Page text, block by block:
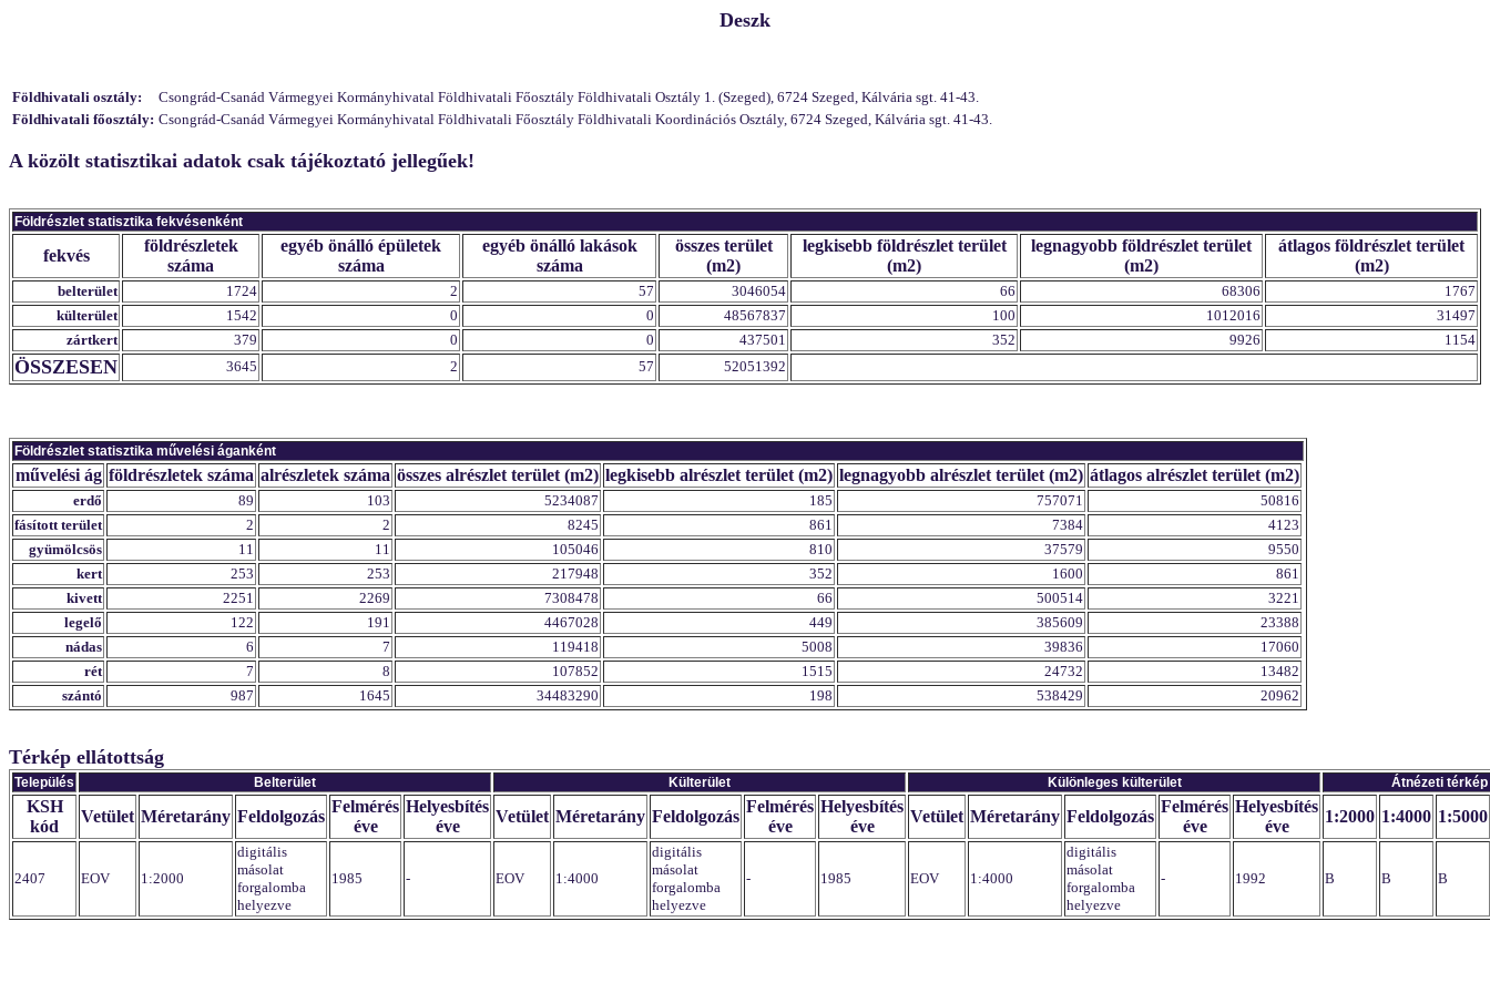
Deszk
Földhivatali osztály:
Csongrád-Csanád Vármegyei Kormányhivatal Földhivatali Főosztály Földhivatali Osztály 1. (Szeged), 6724 Szeged, Kálvária sgt. 41-43.
Földhivatali főosztály: Csongrád-Csanád Vármegyei Kormányhivatal Földhivatali Főosztály Földhivatali Koordinációs Osztály, 6724 Szeged, Kálvária sgt. 41-43.
A közölt statisztikai adatok csak tájékoztató jellegűek!
Földrészlet statisztika fekvésenként
fekvés
földrészletek
száma
egyéb önálló épületek
száma
egyéb önálló lakások
száma
összes terület
(m2)
legkisebb földrészlet terület
(m2)
legnagyobb földrészlet terület
(m2)
átlagos földrészlet terület
(m2)
belterület 1724 2 57 3046054 66 68306
1767
külterület
1542 0 0 48567837 100 1012016
31497
zártkert
379 0 0 437501 352 9926 1154
ÖSSZESEN 3645 2 57 52051392
Földrészlet statisztika művelési áganként
művelési ág földrészletek száma alrészletek száma összes alrészlet terület (m2) legkisebb alrészlet terület (m2) legnagyobb alrészlet terület (m2) átlagos alrészlet terület (m2)
erdő 89 103 5234087 185 757071
50816
fásított terület
2 2 8245 861 7384
4123
gyümölcsös
11 11 105046 810 37579
9550
kert
253 253 217948 352 1600
861
kivett
2251 2269 7308478 66 500514
3221
legelő
122 191 4467028 449 385609
23388
nádas
6 7 119418 5008 39836
17060
rét
7 8 107852 1515 24732
13482
szántó
987 1645 34483290 198 538429 20962
Térkép ellátottság
Település Belterület Külterület Különleges külterület Átnézeti térkép
KSH
kód
Vetület Méretarány Feldolgozás
Felmérés
éve
Helyesbítés
éve
Vetület Méretarány Feldolgozás
Felmérés
éve
Helyesbítés
éve
Vetület Méretarány Feldolgozás
Felmérés
éve
Helyesbítés
éve
1:2000 1:4000 1:5000
2407 EOV 1:2000
digitális
másolat
forgalomba
helyezve
1985 - EOV 1:4000
digitális
másolat
forgalomba
helyezve
- 1985 EOV 1:4000
digitális
másolat
forgalomba
helyezve
- 1992 B B B